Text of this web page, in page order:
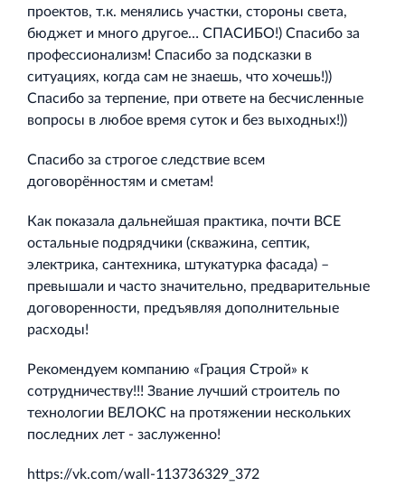
Современный торговый комплекс в центре города
Кингисепп
Испытательный комплекс ПКТИ
Торгово-развлекательный центр Вернисаж в
Современный торговый комплекс в центре города
Кингисепп
проектов, т.к. менялись участки, стороны света,
бюджет и много другое… СПАСИБО!) Спасибо за
профессионализм! Спасибо за подсказки в
ситуациях, когда сам не знаешь, что хочешь!))
Спасибо за терпение, при ответе на бесчисленные
вопросы в любое время суток и без выходных!))
Спасибо за строгое следствие всем
договорённостям и сметам!
Как показала дальнейшая практика, почти ВСЕ
остальные подрядчики (скважина, септик,
электрика, сантехника, штукатурка фасада) –
превышали и часто значительно, предварительные
договоренности, предъявляя дополнительные
расходы!
Рекомендуем компанию «Грация Строй» к
сотрудничеству!!! Звание лучший строитель по
технологии ВЕЛОКС на протяжении нескольких
последних лет - заслуженно!
https://vk.com/wall-113736329_372